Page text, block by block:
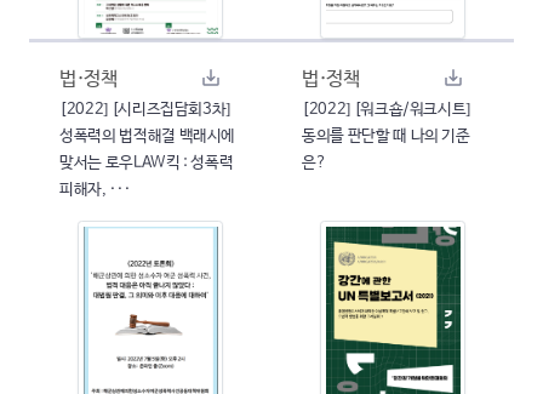
법·정책
[2022] [시리즈집담회3차]
성폭력의 법적해결 백래시에
맞서는 로우LAW킥 : 성폭력
피해자, ···
법·정책
[2022] [워크숍/워크시트]
동의를 판단할 때 나의 기준
은?